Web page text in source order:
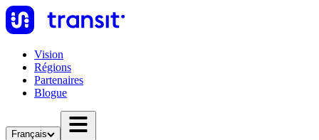
Vision
Régions
Partenaires
Blogue
Français